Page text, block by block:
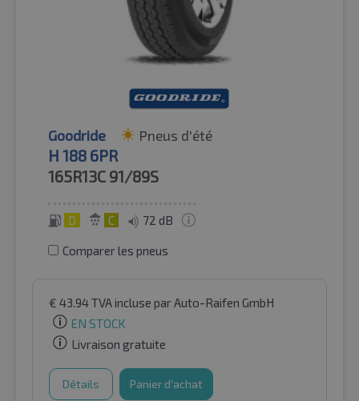
Goodride Pneus d'été
H 188 6PR
165R13C 91/89S
D C 72 dB
Comparer les pneus
€ 43.94TVA incluse par Auto-Raifen GmbH
EN STOCK
Livraison gratuite
Détails Panier d'achat